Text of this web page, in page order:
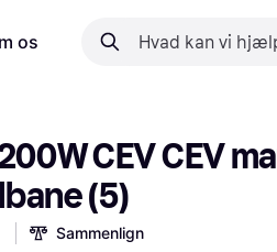
os
CEV CEV
(5)
Sammenlign